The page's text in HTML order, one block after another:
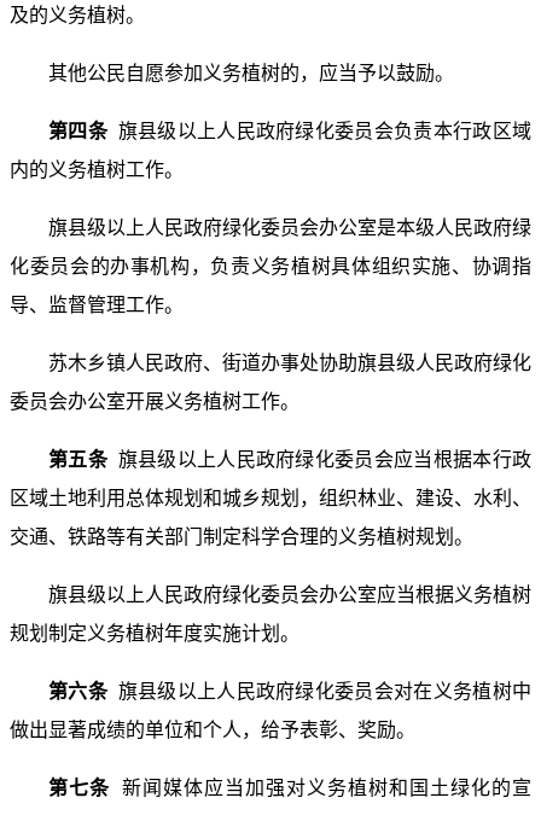
及的义务植树。
其他公民自愿参加义务植树的，应当予以鼓励。
第四条 旗县级以上人民政府绿化委员会负责本行政区域
内的义务植树工作。
旗县级以上人民政府绿化委员会办公室是本级人民政府绿
化委员会的办事机构，负责义务植树具体组织实施、协调指
导、监督管理工作。
苏木乡镇人民政府、街道办事处协助旗县级人民政府绿化
委员会办公室开展义务植树工作。
第五条 旗县级以上人民政府绿化委员会应当根据本行政
区域土地利用总体规划和城乡规划，组织林业、建设、水利、
交通、铁路等有关部门制定科学合理的义务植树规划。
旗县级以上人民政府绿化委员会办公室应当根据义务植树
规划制定义务植树年度实施计划。
第六条 旗县级以上人民政府绿化委员会对在义务植树中
做出显著成绩的单位和个人，给予表彰、奖励。
第七条 新闻媒体应当加强对义务植树和国土绿化的宣